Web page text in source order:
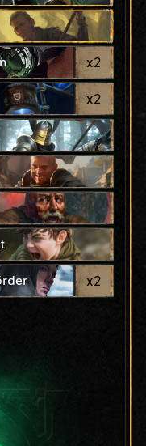
x2
x2
x2